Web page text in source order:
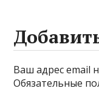
Ваш адрес email
Обязательные